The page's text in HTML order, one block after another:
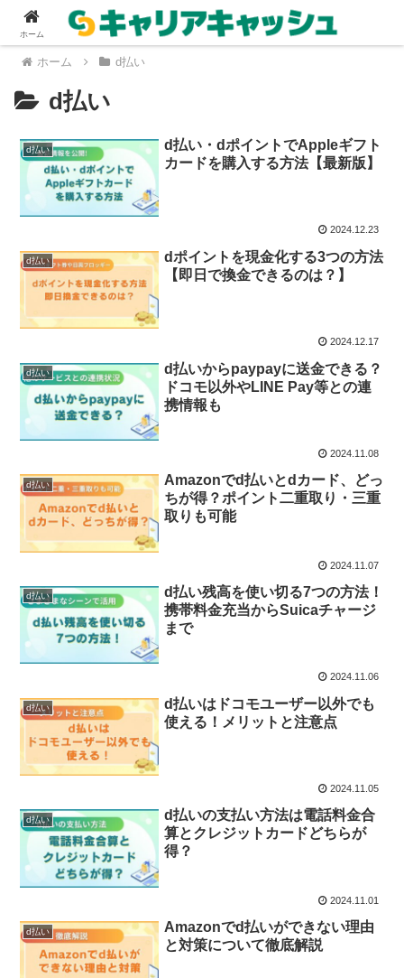
ホーム d払い
d払い
d払い
d払い・dポイントでAppleギフト
カードを購入する方法【最新版】
2024.12.23
d払い
dポイントを現金化する3つの方法
【即日で換金できるのは？】
2024.12.17
d払い
d払いからpaypayに送金できる？
ドコモ以外やLINE Pay等との連
携情報も
2024.11.08
d払い
Amazonでd払いとdカード、どっ
ちが得？ポイント二重取り・三重
取りも可能
2024.11.07
d払い
d払い残高を使い切る7つの方法！
携帯料金充当からSuicaチャージ
まで
2024.11.06
d払い
d払いはドコモユーザー以外でも
使える！メリットと注意点
2024.11.05
d払い
d払いの支払い方法は電話料金合
算とクレジットカードどちらが
得？
2024.11.01
d払い
Amazonでd払いができない理由
と対策について徹底解説
ホーム